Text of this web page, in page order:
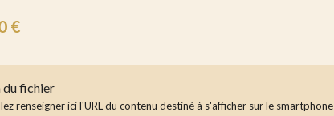
€
du fichier
renseigner ici l'URL du contenu destiné à s'afficher sur le smartphone